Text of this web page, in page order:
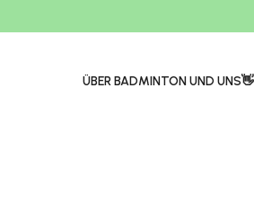
ÜBER BADMINTON UND UNS👋